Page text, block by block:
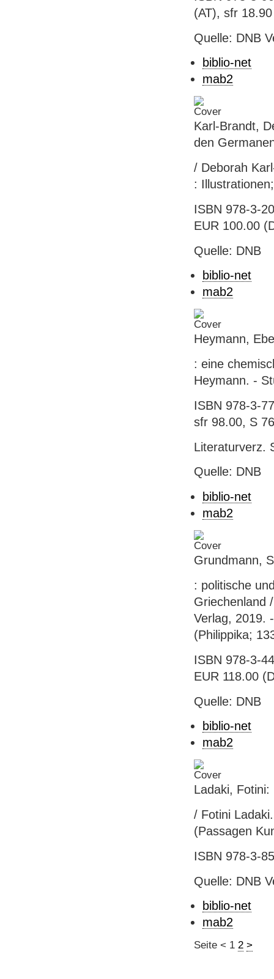
(AT), sfr
Quelle: DNB
biblio-net
mab2
Karl-Brandt,
den
/ Deborah
:
ISBN 978-3-
EUR 100.00
Quelle: DNB
biblio-net
mab2
Heymann,
: eine
Heymann. -
ISBN 978-3-
sfr 98.00, S
Literaturverz.
Quelle: DNB
biblio-net
mab2
Grundmann,
: politische
Griechenland
Verlag, 2019.
(Philippika;
ISBN 978-3-
EUR 118.00
Quelle: DNB
biblio-net
mab2
Ladaki,
/ Fotini
(Passagen
ISBN 978-3-
Quelle: DNB
biblio-net
mab2
Seite < 1 2 >